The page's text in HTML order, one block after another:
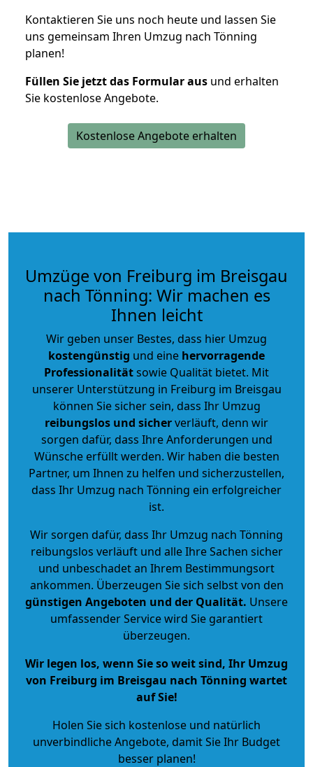
Kontaktieren Sie uns noch heute und lassen Sie
uns gemeinsam Ihren Umzug nach Tönning
planen!
Füllen Sie jetzt das Formular aus und erhalten
Sie kostenlose Angebote.
Kostenlose Angebote erhalten
Umzüge von Freiburg im Breisgau
nach Tönning: Wir machen es
Ihnen leicht
Wir geben unser Bestes, dass hier Umzug
kostengünstig und eine hervorragende
Professionalitätsowie Qualität bietet. Mit
unserer Unterstützung in Freiburg im Breisgau
können Sie sicher sein, dass Ihr Umzug
reibungslos und sicherverläuft, denn wir
sorgen dafür, dass Ihre Anforderungen und
Wünsche erfüllt werden. Wir haben die besten
Partner, um Ihnen zu helfen und sicherzustellen,
dass Ihr Umzug nach Tönning ein erfolgreicher
ist.
Wir sorgen dafür, dass Ihr Umzug nach Tönning
reibungslos verläuft und alle Ihre Sachen sicher
und unbeschadet an Ihrem Bestimmungsort
ankommen. Überzeugen Sie sich selbst von den
günstigen Angeboten und der Qualität. Unsere
umfassender Service wird Sie garantiert
überzeugen.
Wir legen los, wenn Sie so weit sind, Ihr Umzug
von Freiburg im Breisgau nach Tönning wartet
auf Sie!
Holen Sie sich kostenlose und natürlich
unverbindliche Angebote, damit Sie Ihr Budget
besser planen!